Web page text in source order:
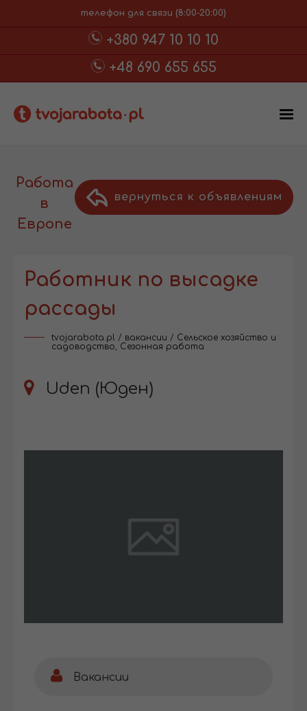
телефон для связи (8:00-20:00)
+380 947 10 10 10
+48 690 655 655
вернуться к объявлениям
Работа
в
Европе
Работник по высадке
рассады
tvojarabota.pl / вакансии / Сельское хозяйство и
садоводство, Сезонная работа
Uden (Юден)
Вакансии